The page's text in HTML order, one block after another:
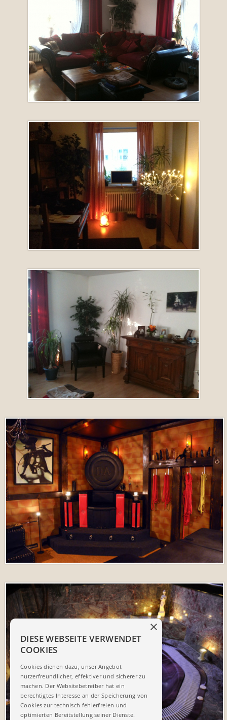
DIESE WEBSEITE VERWENDET
COOKIES
Cookies dienen dazu, unser Angebot
nutzerfreundlicher, effektiver und sicherer zu
machen. Der Websitebetreiber hat ein
berechtigtes Interesse an der Speicherung von
Cookies zur technisch fehlerfreien und
optimierten Bereitstellung seiner Dienste.
×